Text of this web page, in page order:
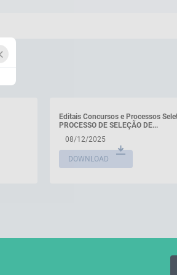
Editais Concursos e Processos
PROCESSO DE SELEÇÃO DE...
08/12/2025
DOWNLOAD